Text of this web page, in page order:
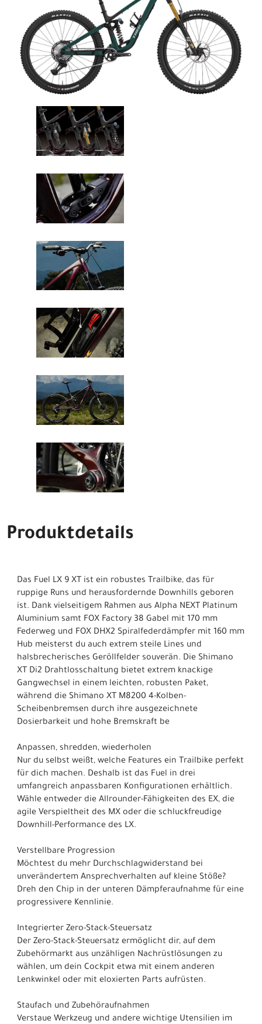
Produktdetails
Das Fuel LX 9 XT ist ein robustes Trailbike, das für
ruppige Runs und herausfordernde Downhills geboren
ist. Dank vielseitigem Rahmen aus Alpha NEXT Platinum
Aluminium samt FOX Factory 38 Gabel mit 170 mm
Federweg und FOX DHX2 Spiralfederdämpfer mit 160 mm
Hub meisterst du auch extrem steile Lines und
halsbrecherisches Geröllfelder souverän. Die Shimano
XT Di2 Drahtlosschaltung bietet extrem knackige
Gangwechsel in einem leichten, robusten Paket,
während die Shimano XT M8200 4-Kolben-
Scheibenbremsen durch ihre ausgezeichnete
Dosierbarkeit und hohe Bremskraft be
Anpassen, shredden, wiederholen
Nur du selbst weißt, welche Features ein Trailbike perfekt
für dich machen. Deshalb ist das Fuel in drei
umfangreich anpassbaren Konfigurationen erhältlich.
Wähle entweder die Allrounder-Fähigkeiten des EX, die
agile Verspieltheit des MX oder die schluckfreudige
Downhill-Performance des LX.
Verstellbare Progression
Möchtest du mehr Durchschlagwiderstand bei
unverändertem Ansprechverhalten auf kleine Stöße?
Dreh den Chip in der unteren Dämpferaufnahme für eine
progressivere Kennlinie.
Integrierter Zero-Stack-Steuersatz
Der Zero-Stack-Steuersatz ermöglicht dir, auf dem
Zubehörmarkt aus unzähligen Nachrüstlösungen zu
wählen, um dein Cockpit etwa mit einem anderen
Lenkwinkel oder mit eloxierten Parts aufrüsten.
Staufach und Zubehöraufnahmen
Verstaue Werkzeug und andere wichtige Utensilien im